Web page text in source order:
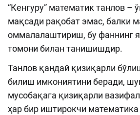
“Кенгуру” математик танлов –
мақсади рақобат эмас, балки
оммалалаштириш, бу фаннинг
томони билан танишишдир.
Танлов қандай қизиқарли
билиш имкониятини беради,
мусобақага қизиқарли
ҳар бир иштирокчи